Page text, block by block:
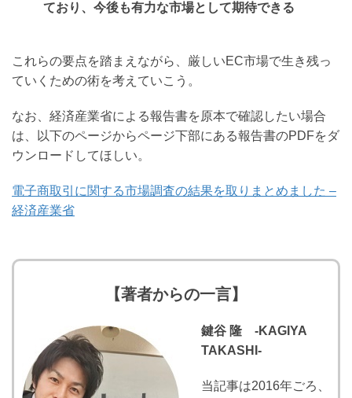
ており、今後も有力な市場として期待できる
これらの要点を踏まえながら、厳しいEC市場で生き残っ
ていくための術を考えていこう。
なお、経済産業省による報告書を原本で確認したい場合
は、以下のページからページ下部にある報告書のPDFをダ
ウンロードしてほしい。
電子商取引に関する市場調査の結果を取りまとめました –
経済産業省
【著者からの一言】
鍵谷 隆 -KAGIYA
TAKASHI-
当記事は2016年ごろ、